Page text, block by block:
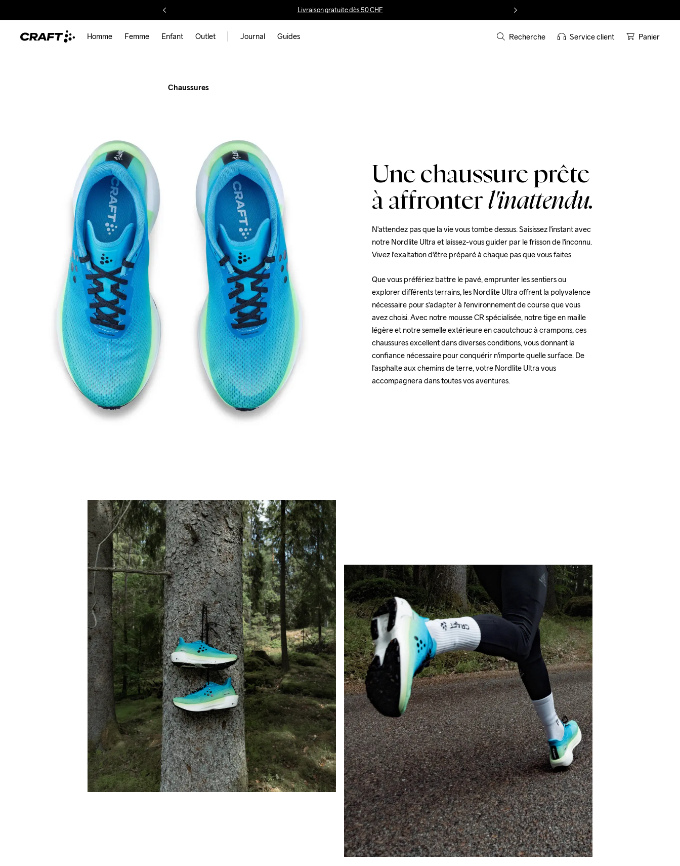
Livraison gratuite dès 50 CHF
Homme Femme Enfant Outlet Journal Guides Recherche Service client Panier
roads, trails
in between.
SHOP FEMME
Chaussures
Une chaussure prête
à affronterl'inattendu.
N'attendez pas que la vie vous tombe dessus. Saisissez l'instant avec
notre Nordlite Ultra et laissez-vous guider par le frisson de l'inconnu.
Vivez l'exaltation d'être préparé à chaque pas que vous faites.
Que vous préfériez battre le pavé, emprunter les sentiers ou
explorer différents terrains, les Nordlite Ultra offrent la polyvalence
nécessaire pour s'adapter à l'environnement de course que vous
avez choisi. Avec notre mousse CR spécialisée, notre tige en maille
légère et notre semelle extérieure en caoutchouc à crampons, ces
chaussures excellent dans diverses conditions, vous donnant la
confiance nécessaire pour conquérir n'importe quelle surface. De
l'asphalte aux chemins de terre, votre Nordlite Ultra vous
accompagnera dans toutes vos aventures.